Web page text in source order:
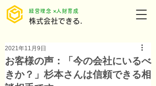
株式会社できる.
​経営理念 ×人財育成
お客様の声：「今の会社にいるべ
きか？」杉本さんは信頼できる相
2021年11月9日